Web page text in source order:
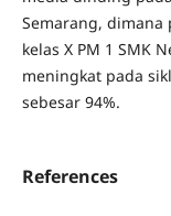
Semarang, dimana
kelas X PM 1 SMK
meningkat pada
sebesar 94%.
References